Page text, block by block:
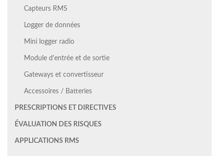
Capteurs RMS
Logger de données
Mini logger radio
Module d'entrée et de sortie
Gateways et convertisseur
Accessoires / Batteries
PRESCRIPTIONS ET DIRECTIVES
ÉVALUATION DES RISQUES
APPLICATIONS RMS